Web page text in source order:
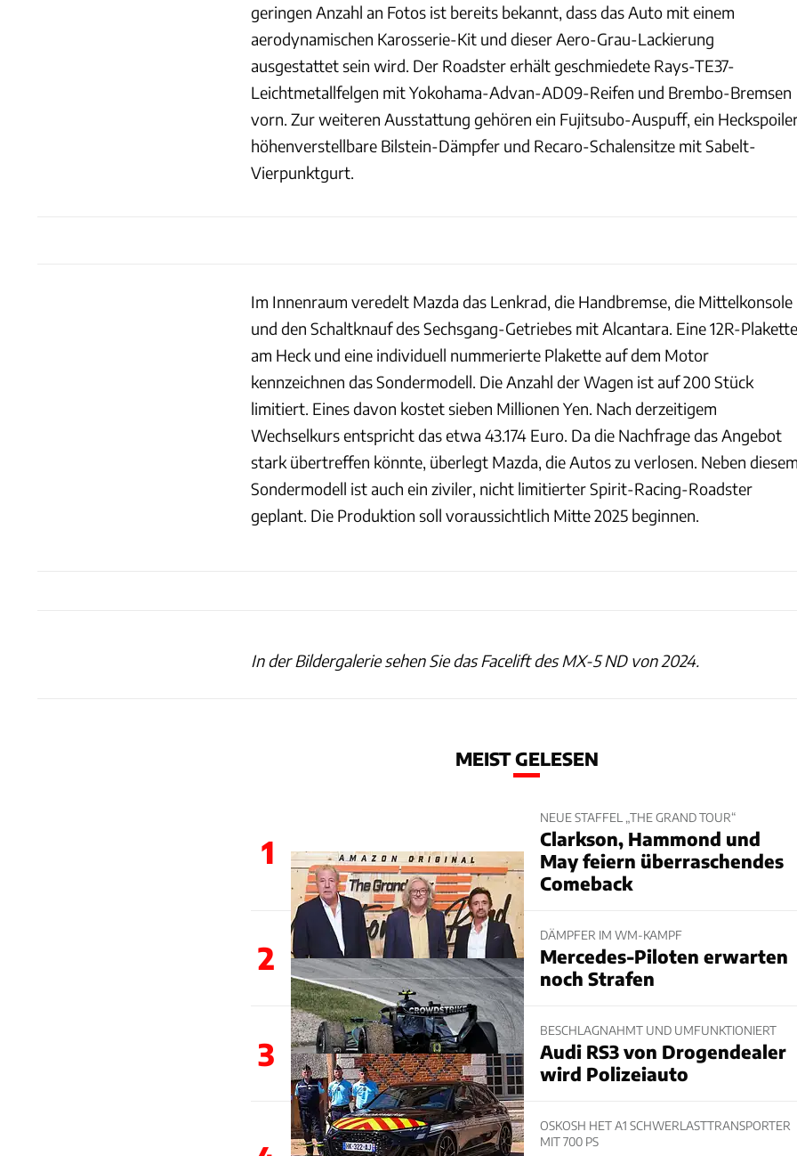
geringen Anzahl an Fotos ist bereits bekannt, dass das Auto mit einem
aerodynamischen Karosserie-Kit und dieser Aero-Grau-Lackierung
ausgestattet sein wird. Der Roadster erhält geschmiedete Rays-TE37-
Leichtmetallfelgen mit Yokohama-Advan-AD09-Reifen und Brembo-Bremsen
vorn. Zur weiteren Ausstattung gehören ein Fujitsubo-Auspuff, ein
höhenverstellbare Bilstein-Dämpfer und Recaro-Schalensitze mit Sabelt-
Vierpunktgurt.
Im Innenraum veredelt Mazda das Lenkrad, die Handbremse, die Mittelkonsole
und den Schaltknauf des Sechsgang-Getriebes mit Alcantara. Eine 12R-Plakette
am Heck und eine individuell nummerierte Plakette auf dem Motor
kennzeichnen das Sondermodell. Die Anzahl der Wagen ist auf 200 Stück
limitiert. Eines davon kostet sieben Millionen Yen. Nach derzeitigem
Wechselkurs entspricht das etwa 43.174 Euro. Da die Nachfrage das Angebot
stark übertreffen könnte, überlegt Mazda, die Autos zu verlosen. Neben
Sondermodell ist auch ein ziviler, nicht limitierter Spirit-Racing-Roadster
geplant. Die Produktion soll voraussichtlich Mitte 2025 beginnen.
In der Bildergalerie sehen Sie das Facelift des MX-5 ND von 2024.
MEIST GELESEN
1
NEUE STAFFEL „THE GRAND TOUR“
Clarkson, Hammond und
May feiern überraschendes
Comeback
2
DÄMPFER IM WM-KAMPF
Mercedes-Piloten erwarten
noch Strafen
3
BESCHLAGNAHMT UND UMFUNKTIONIERT
Audi RS3 von Drogendealer
wird Polizeiauto
OSKOSH HET A1 SCHWERLASTTRANSPORTER
MIT 700 PS